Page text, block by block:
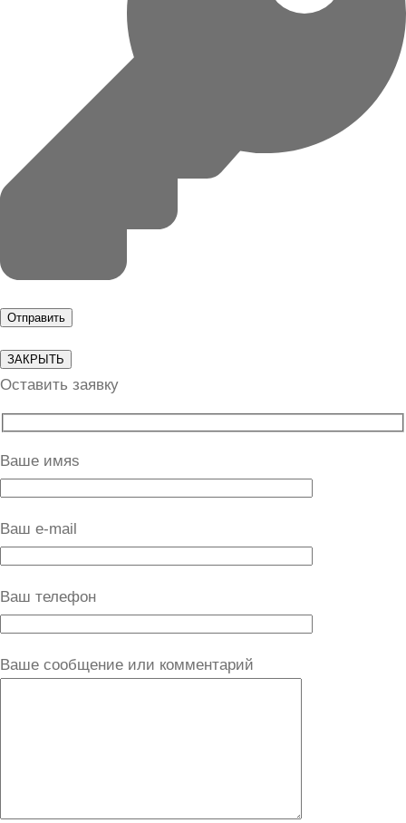
ЗАКРЫТЬ
Оставить заявку
Ваше имяs
Ваш e-mail
Ваш телефон
Ваше сообщение или комментарий